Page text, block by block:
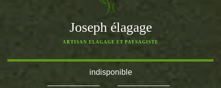
Joseph élagage
ARTISAN ELAGAGE ET PAYSAGISTE
indisponible